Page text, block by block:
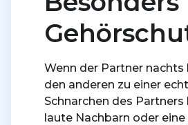
Wenn der Partner
den anderen zu einer
Schnarchen des
laute Nachbarn oder